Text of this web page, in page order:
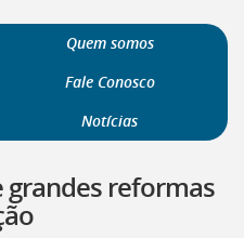
Quem somos
Fale Conosco
Notícias
grandes reformas